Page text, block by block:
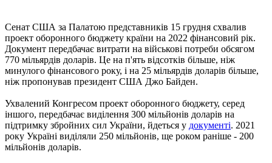
Сенат США за Палатою представників 15 грудня схвалив
проект оборонного бюджету країни на 2022 фінансовий рік.
Документ передбачає витрати на військові потреби обсягом
770 мільярдів доларів. Це на п'ять відсотків більше, ніж
минулого фінансового року, і на 25 мільярдів доларів більше,
ніж пропонував президент США Джо Байден.
Ухвалений Конгресом проект оборонного бюджету, серед
іншого, передбачає виділення 300 мільйонів доларів на
підтримку збройних сил України, йдеться у документі. 2021
року Україні виділяли 250 мільйонів, ще роком раніше - 200
мільйонів доларів.